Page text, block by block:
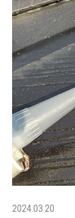
2024.03.20